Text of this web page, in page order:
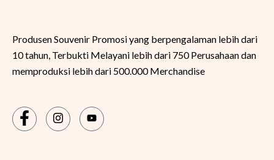
Produsen Souvenir Promosi yang berpengalaman lebih dari
10 tahun, Terbukti Melayani lebih dari 750 Perusahaan dan
memproduksi lebih dari 500.000 Merchandise